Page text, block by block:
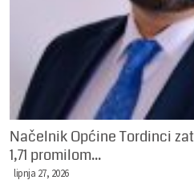
Načelnik Općine Tordinci
1,71 promilom...
lipnja 27, 2026